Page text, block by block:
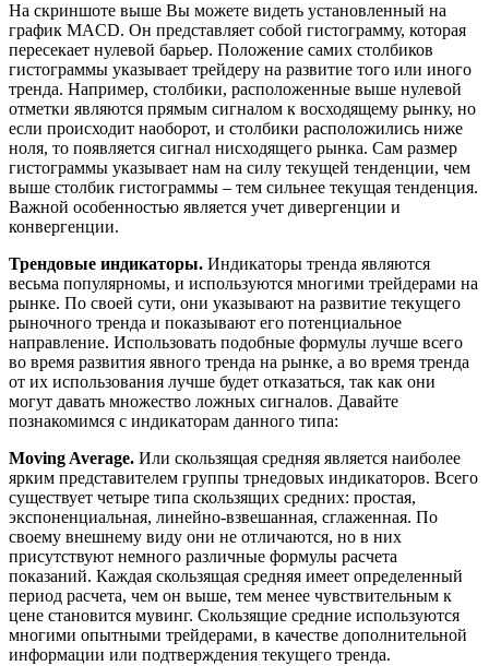
На скриншоте выше Вы можете видеть установленный на
график MACD. Он представляет собой гистограмму, которая
пересекает нулевой барьер. Положение самих столбиков
гистограммы указывает трейдеру на развитие того или иного
тренда. Например, столбики, расположенные выше нулевой
отметки являются прямым сигналом к восходящему рынку, но
если происходит наоборот, и столбики расположились ниже
ноля, то появляется сигнал нисходящего рынка. Сам размер
гистограммы указывает нам на силу текущей тенденции, чем
выше столбик гистограммы – тем сильнее текущая тенденция.
Важной особенностью является учет дивергенции и
конвергенции.
Трендовые индикаторы. Индикаторы тренда являются
весьма популярномы, и используются многими трейдерами на
рынке. По своей сути, они указывают на развитие текущего
рыночного тренда и показывают его потенциальное
направление. Использовать подобные формулы лучше всего
во время развития явного тренда на рынке, а во время тренда
от их использования лучше будет отказаться, так как они
могут давать множество ложных сигналов. Давайте
познакомимся с индикаторам данного типа:
Moving Average. Или скользящая средняя является наиболее
ярким представителем группы трнедовых индикаторов. Всего
существует четыре типа скользящих средних: простая,
экспоненциальная, линейно-взвешанная, сглаженная. По
своему внешнему виду они не отличаются, но в них
присутствуют немного различные формулы расчета
показаний. Каждая скользящая средняя имеет определенный
период расчета, чем он выше, тем менее чувствительным к
цене становится мувинг. Скользящие средние используются
многими опытными трейдерами, в качестве дополнительной
информации или подтверждения текущего тренда.